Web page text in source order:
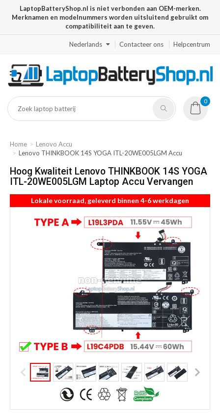
LaptopBatteryShop.nl is niet verbonden aan OEM-merken.
Merknamen en modelnummers worden uitsluitend gebruikt om
compatibiliteit aan te geven.
Nederlands Contacteer ons Helpcentrum
0
Home
Lenovo Accu
Lenovo THINKBOOK 14S YOGA ITL-20WE005LGM Accu
Hoog Kwaliteit Lenovo THINKBOOK 14S YOGA
ITL-20WE005LGM Laptop Accu Vervangen
Lokale voorraad, geleverd binnen 4-6 werkdagen